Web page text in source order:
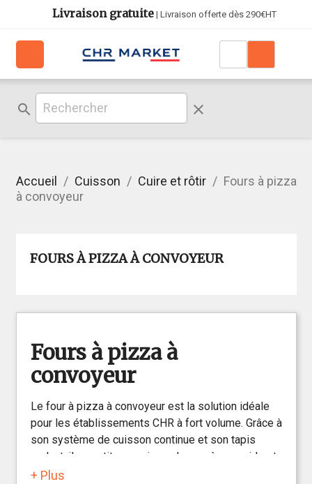
Livraison gratuite| Livraison offerte dès 290€HT
search clear
Accueil Cuisson Cuire et rôtir
Fours à pizza
à convoyeur
FOURS À PIZZA À CONVOYEUR
Fours à pizza à
convoyeur
Le four à pizza à convoyeur est la solution idéale
pour les établissements CHR à fort volume. Grâce à
son système de cuisson continue et son tapis
roulant, il garantit une cuisson homogène, rapide et
sans surveillance, tout en assurant une productivité
+ Plus